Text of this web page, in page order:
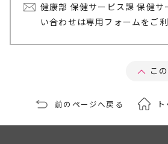
健康部 保健サービス課 保健サ
い合わせは専用フォームをご利
こ
前のページへ戻る